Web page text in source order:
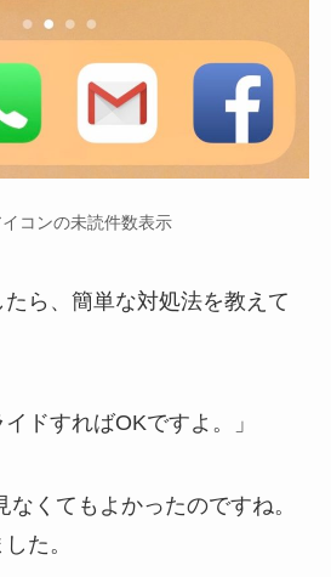
コンの未読件数表示
ら、簡単な対処法を教えて
ドすればOKですよ。」
くてもよかったのですね。
た。